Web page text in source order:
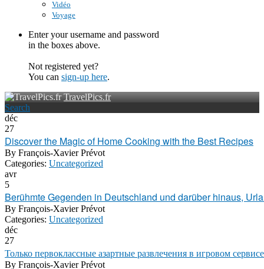
Vidéo
Voyage
Enter your username and password
in the boxes above.
Not registered yet?
You can sign-up here.
TravelPics.fr
Search
déc
27
Discover the Magic of Home Cooking with the Best Recipes
By François-Xavier Prévot
Categories: Uncategorized
avr
5
Berühmte Gegenden in Deutschland und darüber hinaus,
By François-Xavier Prévot
Categories: Uncategorized
déc
27
Только первоклассные азартные развлечения в игровом
By François-Xavier Prévot